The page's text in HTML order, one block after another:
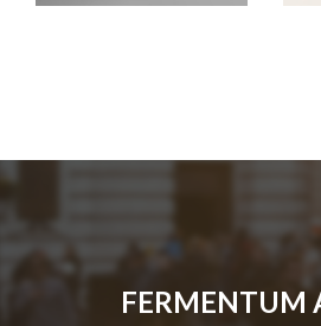
FERMENTUM